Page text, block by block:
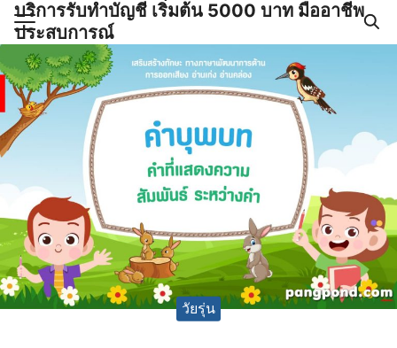
Skip
content
บริการรับทำบัญชี เริ่มต้น 5000 บาท มืออาชีพ
ประสบการณ์
ญชีและภาษีครบวงจร |
Search
for:
วัยรุ่น